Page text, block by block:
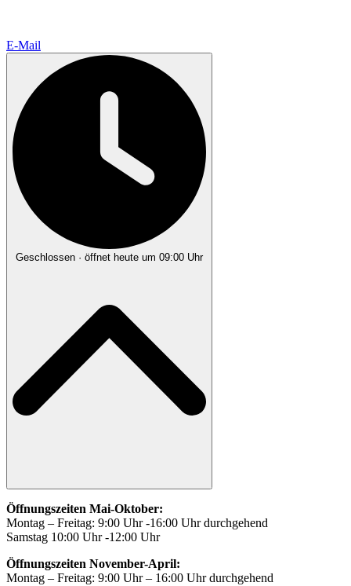
E-Mail
Geschlossen · öffnet heute um 09:00 Uhr
Öffnungszeiten Mai-Oktober:
Montag – Freitag: 9:00 Uhr -16:00 Uhr durchgehend
Samstag 10:00 Uhr -12:00 Uhr
Öffnungszeiten November-April:
Montag – Freitag: 9:00 Uhr – 16:00 Uhr durchgehend